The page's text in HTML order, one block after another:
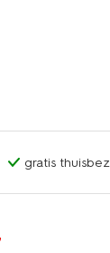
gratis